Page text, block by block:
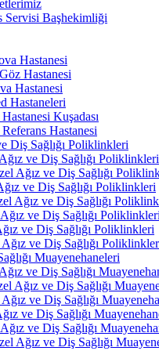
Servisi Başhekimliği
Hastanesi
Hastanesi
Hastanesi
Hastaneleri
Kuşadası
Hastanesi
Diş Sağlığı Poliklinkleri
ve Diş Sağlığı Poliklinkleri
Ağız ve Diş Sağlığı
ve Diş Sağlığı Poliklinkleri
Ağız ve Diş Sağlığı
ve Diş Sağlığı Poliklinkleri
ve Diş Sağlığı Poliklinkleri
ve Diş Sağlığı
Muayenehaneleri
ve Diş Sağlığı
Ağız ve Diş Sağlığı
ve Diş Sağlığı
ve Diş Sağlığı
ve Diş Sağlığı
Ağız ve Diş Sağlığı